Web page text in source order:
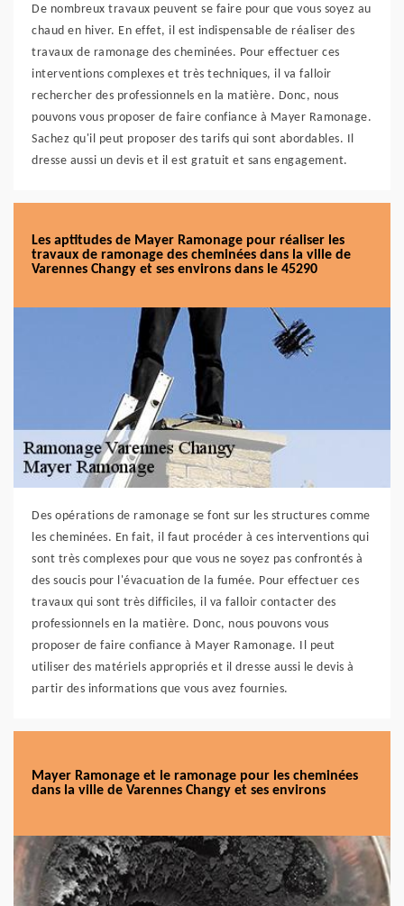
De nombreux travaux peuvent se faire pour que vous soyez au
chaud en hiver. En effet, il est indispensable de réaliser des
travaux de ramonage des cheminées. Pour effectuer ces
interventions complexes et très techniques, il va falloir
rechercher des professionnels en la matière. Donc, nous
pouvons vous proposer de faire confiance à Mayer Ramonage.
Sachez qu'il peut proposer des tarifs qui sont abordables. Il
dresse aussi un devis et il est gratuit et sans engagement.
Les aptitudes de Mayer Ramonage pour réaliser les
travaux de ramonage des cheminées dans la ville de
Varennes Changy et ses environs dans le 45290
Des opérations de ramonage se font sur les structures comme
les cheminées. En fait, il faut procéder à ces interventions qui
sont très complexes pour que vous ne soyez pas confrontés à
des soucis pour l'évacuation de la fumée. Pour effectuer ces
travaux qui sont très difficiles, il va falloir contacter des
professionnels en la matière. Donc, nous pouvons vous
proposer de faire confiance à Mayer Ramonage. Il peut
utiliser des matériels appropriés et il dresse aussi le devis à
partir des informations que vous avez fournies.
Mayer Ramonage et le ramonage pour les cheminées
dans la ville de Varennes Changy et ses environs